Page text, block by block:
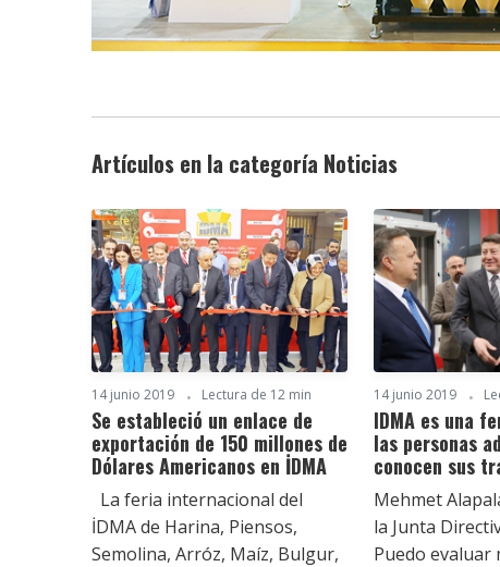
Artículos en la categoría Noticias
14 junio 2019 Lectura de 12 min
Se estableció un enlace de
exportación de 150 millones de
Dólares Americanos en İDMA
La feria internacional del
İDMA de Harina, Piensos,
Semolina, Arróz, Maíz, Bulgur,
14 junio 2019
IDMA es una
las personas
conocen sus
Mehmet
la Junta
Puedo evaluar